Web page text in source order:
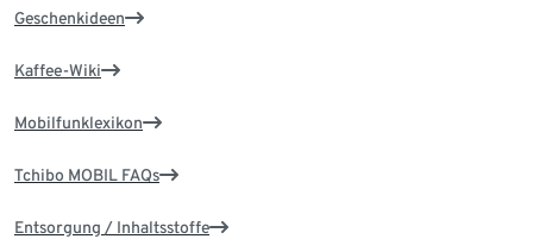
Geschenkideen
Kaffee-Wiki
Mobilfunklexikon
Tchibo MOBIL FAQs
Entsorgung / Inhaltsstoffe